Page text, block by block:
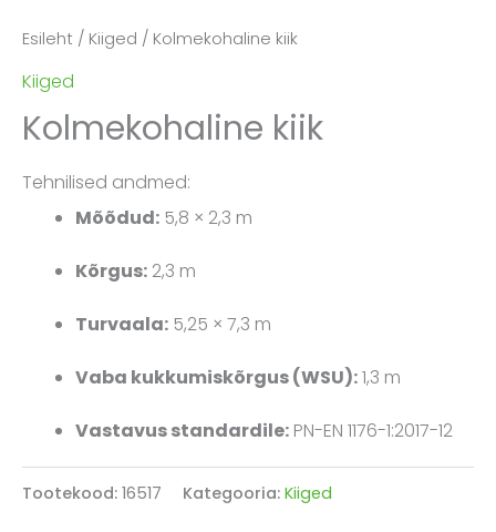
Esileht / Kiiged / Kolmekohaline kiik
Kiiged
Kolmekohaline kiik
Tehnilised andmed:
Mõõdud: 5,8 × 2,3 m
Kõrgus: 2,3 m
Turvaala: 5,25 × 7,3 m
Vaba kukkumiskõrgus (WSU):1,3 m
Vastavus standardile: PN-EN 1176-1:2017-12
Tootekood: 16517 Kategooria: Kiiged